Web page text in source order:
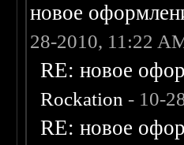
новое
28-2010, 11:22
RE: новое
Rockation - 10-
RE: новое